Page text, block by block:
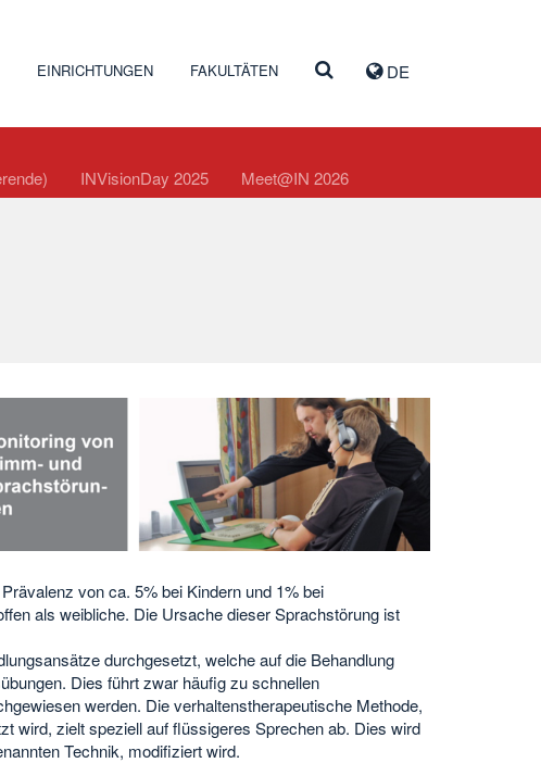
DE
EINRICHTUNGEN FAKULTÄTEN
INVisionDay 2025 Meet@IN 2026
von ca. 5% bei Kindern und 1% bei
als weibliche. Die Ursache dieser Sprachstörung ist
durchgesetzt, welche auf die Behandlung
Dies führt zwar häufig zu schnellen
werden. Die verhaltenstherapeutische Methode,
wird, zielt speziell auf flüssigeres Sprechen ab. Dies wird
Technik, modifiziert wird.